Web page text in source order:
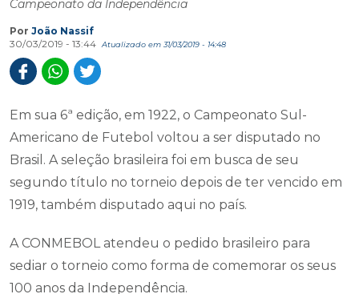
Campeonato da Independência
Por João Nassif
30/03/2019 - 13:44
Atualizado em 31/03/2019 - 14:48
Em sua 6ª edição, em 1922, o Campeonato Sul-
Americano de Futebol voltou a ser disputado no
Brasil. A seleção brasileira foi em busca de seu
segundo título no torneio depois de ter vencido em
1919, também disputado aqui no país.
A CONMEBOL atendeu o pedido brasileiro para
sediar o torneio como forma de comemorar os seus
100 anos da Independência.